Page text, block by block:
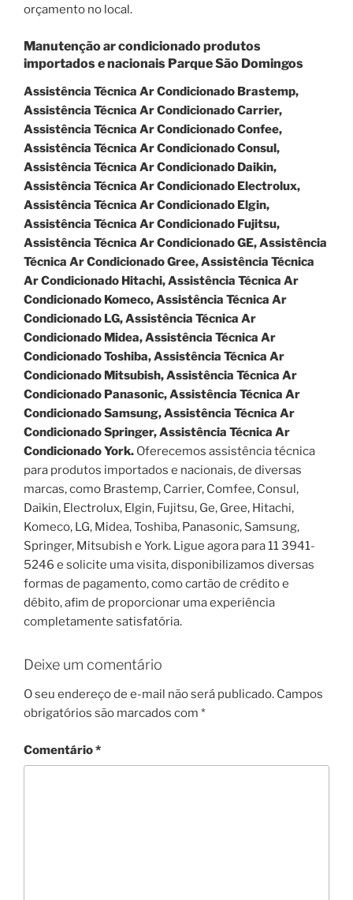
orçamento no local.
Manutenção ar condicionado produtos
importados e nacionais Parque São Domingos
Assistência Técnica Ar Condicionado Brastemp,
Assistência Técnica Ar Condicionado Carrier,
Assistência Técnica Ar Condicionado Confee,
Assistência Técnica Ar Condicionado Consul,
Assistência Técnica Ar Condicionado Daikin,
Assistência Técnica Ar Condicionado Electrolux,
Assistência Técnica Ar Condicionado Elgin,
Assistência Técnica Ar Condicionado Fujitsu,
Assistência Técnica Ar Condicionado GE, Assistência
Técnica Ar Condicionado Gree, Assistência Técnica
Ar Condicionado Hitachi, Assistência Técnica Ar
Condicionado Komeco, Assistência Técnica Ar
Condicionado LG, Assistência Técnica Ar
Condicionado Midea, Assistência Técnica Ar
Condicionado Toshiba, Assistência Técnica Ar
Condicionado Mitsubish, Assistência Técnica Ar
Condicionado Panasonic, Assistência Técnica Ar
Condicionado Samsung, Assistência Técnica Ar
Condicionado Springer, Assistência Técnica Ar
Condicionado York. Oferecemos assistência técnica
para produtos importados e nacionais, de diversas
marcas, como Brastemp, Carrier, Comfee, Consul,
Daikin, Electrolux, Elgin, Fujitsu, Ge, Gree, Hitachi,
Komeco, LG, Midea, Toshiba, Panasonic, Samsung,
Springer, Mitsubish e York. Ligue agora para 11 3941-
5246 e solicite uma visita, disponibilizamos diversas
formas de pagamento, como cartão de crédito e
débito, afim de proporcionar uma experiência
completamente satisfatória.
Deixe um comentário
O seu endereço de e-mail não será publicado. Campos
obrigatórios são marcados com *
Comentário*